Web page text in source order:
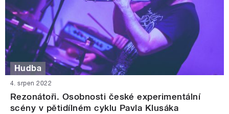
Hudba
4. srpen 2022
Rezonátoři. Osobnosti české experimentální
scény v pětidílném cyklu Pavla Klusáka